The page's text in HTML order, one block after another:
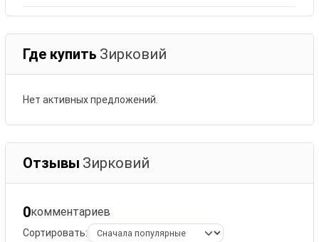
Где купить Зирковий
Нет активных предложений.
Отзывы Зирковий
0комментариев
Сортировать: